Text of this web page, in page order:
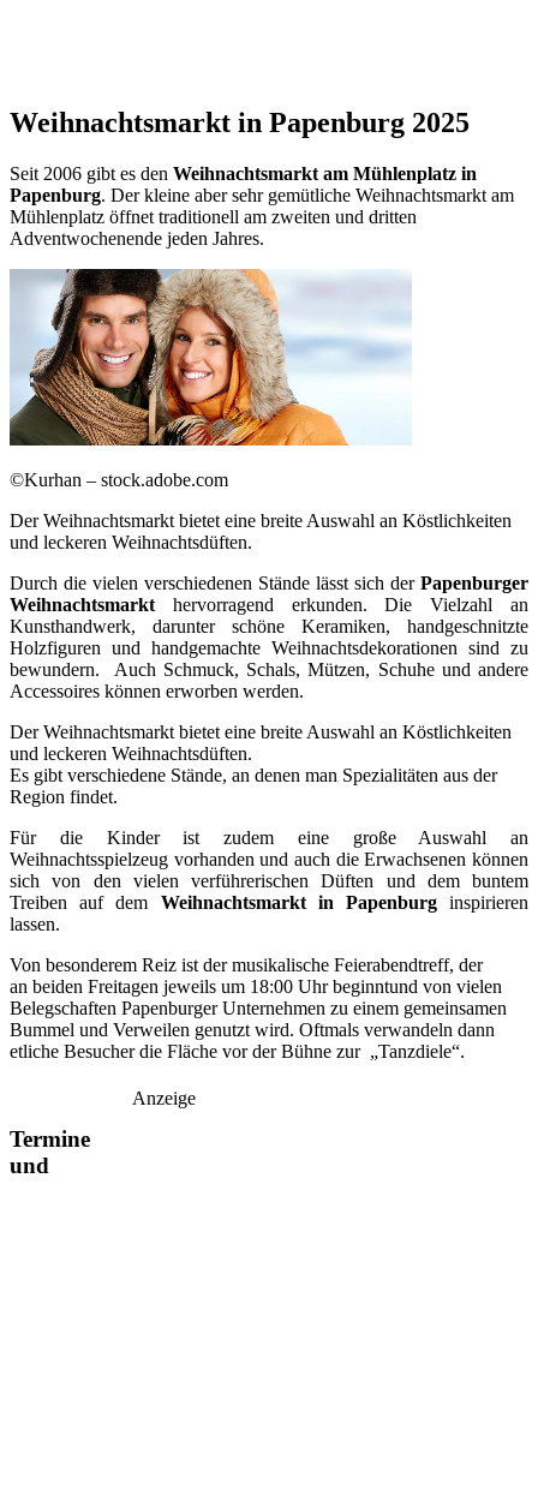
Weihnachtsmarkt in Papenburg 2025
Seit 2006 gibt es den Weihnachtsmarkt am Mühlenplatz in
Papenburg. Der kleine aber sehr gemütliche Weihnachtsmarkt am
Mühlenplatz öffnet traditionell am zweiten und dritten
Adventwochenende jeden Jahres.
©Kurhan – stock.adobe.com
Der Weihnachtsmarkt bietet eine breite Auswahl an Köstlichkeiten
und leckeren Weihnachtsdüften.
Durch die vielen verschiedenen Stände lässt sich der Papenburger
Weihnachtsmarkt hervorragend erkunden. Die Vielzahl an
Kunsthandwerk, darunter schöne Keramiken, handgeschnitzte
Holzfiguren und handgemachte Weihnachtsdekorationen sind zu
bewundern. Auch Schmuck, Schals, Mützen, Schuhe und andere
Accessoires können erworben werden.
Der Weihnachtsmarkt bietet eine breite Auswahl an Köstlichkeiten
und leckeren Weihnachtsdüften.
Es gibt verschiedene Stände, an denen man Spezialitäten aus der
Region findet.
Für die Kinder ist zudem eine große Auswahl an
Weihnachtsspielzeug vorhanden und auch die Erwachsenen können
sich von den vielen verführerischen Düften und dem buntem
Treiben auf dem Weihnachtsmarkt in Papenburginspirieren
lassen.
Von besonderem Reiz ist der musikalische Feierabendtreff, der
an beiden Freitagen jeweils um 18:00 Uhr beginntund von vielen
Belegschaften Papenburger Unternehmen zu einem gemeinsamen
Bummel und Verweilen genutzt wird. Oftmals verwandeln dann
etliche Besucher die Fläche vor der Bühne zur „Tanzdiele“.
Anzeige
Termine
und